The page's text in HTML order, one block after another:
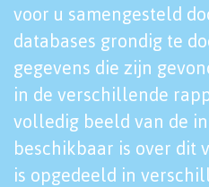
voor u samengesteld
databases grondig te
gegevens die zijn
in de verschillende
volledig beeld van de
beschikbaar is over dit
is opgedeeld in